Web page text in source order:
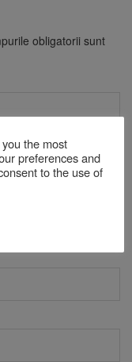
obligatorii sunt
the most
preferences and
to the use of